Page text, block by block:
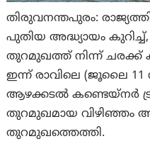
തിരുവനന്തപുരം:
പുതിയ അദ്ധ്യായം
തുറമുഖത്ത് നിന്ന് ചരക്ക്
ഇന്ന് രാവിലെ (ജൂലൈ 11
ആഴക്കടൽ കണ്ടെയ്‌നർ
തുറമുഖമായ വിഴിഞ്ഞം
തുറമുഖത്തെത്തി.